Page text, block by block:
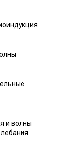
и волны